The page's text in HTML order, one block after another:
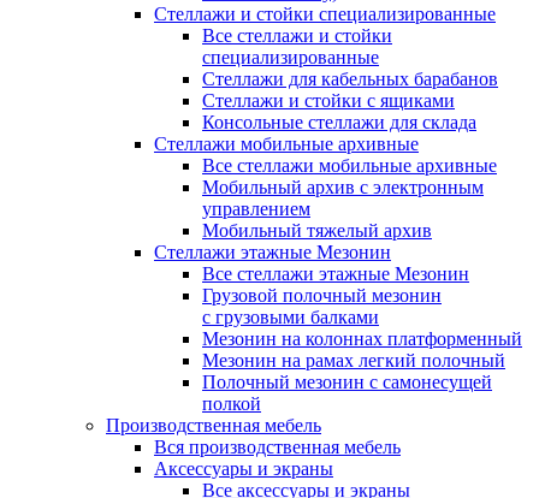
Стеллажи и стойки специализированные
Все стеллажи и стойки
специализированные
Стеллажи для кабельных барабанов
Стеллажи и стойки с ящиками
Консольные стеллажи для склада
Стеллажи мобильные архивные
Все стеллажи мобильные архивные
Мобильный архив с электронным
управлением
Мобильный тяжелый архив
Стеллажи этажные Мезонин
Все стеллажи этажные Мезонин
Грузовой полочный мезонин
с грузовыми балками
Мезонин на колоннах платформенный
Мезонин на рамах легкий полочный
Полочный мезонин с самонесущей
полкой
Производственная мебель
Вся производственная мебель
Аксессуары и экраны
Все аксессуары и экраны